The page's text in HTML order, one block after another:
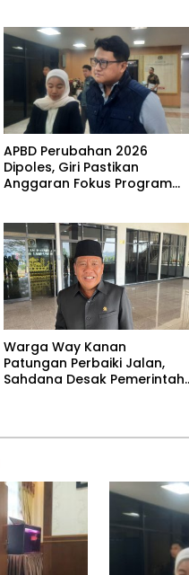
APBD Perubahan 2026
Dipoles, Giri Pastikan
Anggaran Fokus Program
Warga Way Kanan
Patungan Perbaiki Jalan,
Sahdana Desak Pemerintah